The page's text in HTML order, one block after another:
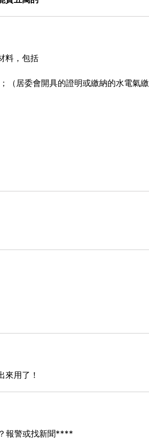
料，包括
（居委會開具的證明或繳納的水電氣繳
來用了！
報警或找新聞****